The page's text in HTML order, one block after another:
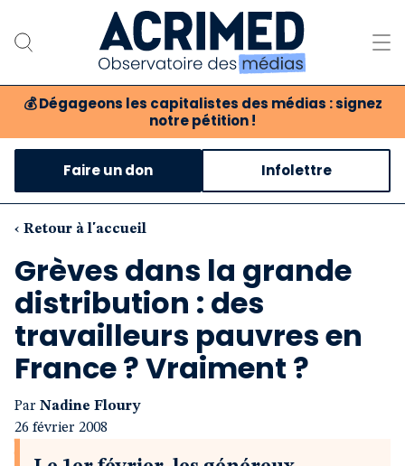
💰 Dégageons les capitalistes des médias : signez
notre pétition !
Notre association
Notre critique des médias
Nos propositions
Notre revue
Boutique
Faire un don Infolettre
‹ Retour à l'accueil
Grèves dans la grande
distribution : des
travailleurs pauvres en
France ? Vraiment ?
Par Nadine Floury
26 février 2008